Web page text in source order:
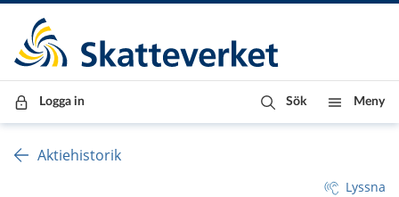
Till innehåll
Till navigationen
Till chattrobot
Logga in Sök Meny
Aktiehistorik
Lyssna